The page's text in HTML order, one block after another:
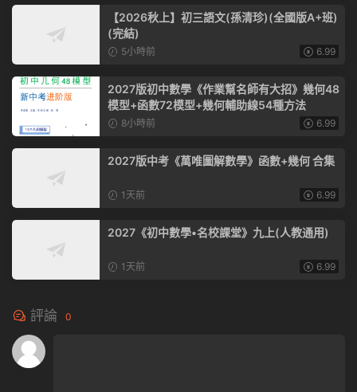
【2026秋上】初三語文(孫清珍)(全國版A+班)
(完結)
5小時前 6.99
2027版初中數學《作業幫名師有大招》幾何48
模型+函數72模型+幾何輔助線54種方法
8小時前 6.99
2027版中考《萬唯圖解數學》函數+幾何 合集
1天前 6.99
2027《初中數學•名校課堂》九上(人教通用)
1天前 6.99
評論 0